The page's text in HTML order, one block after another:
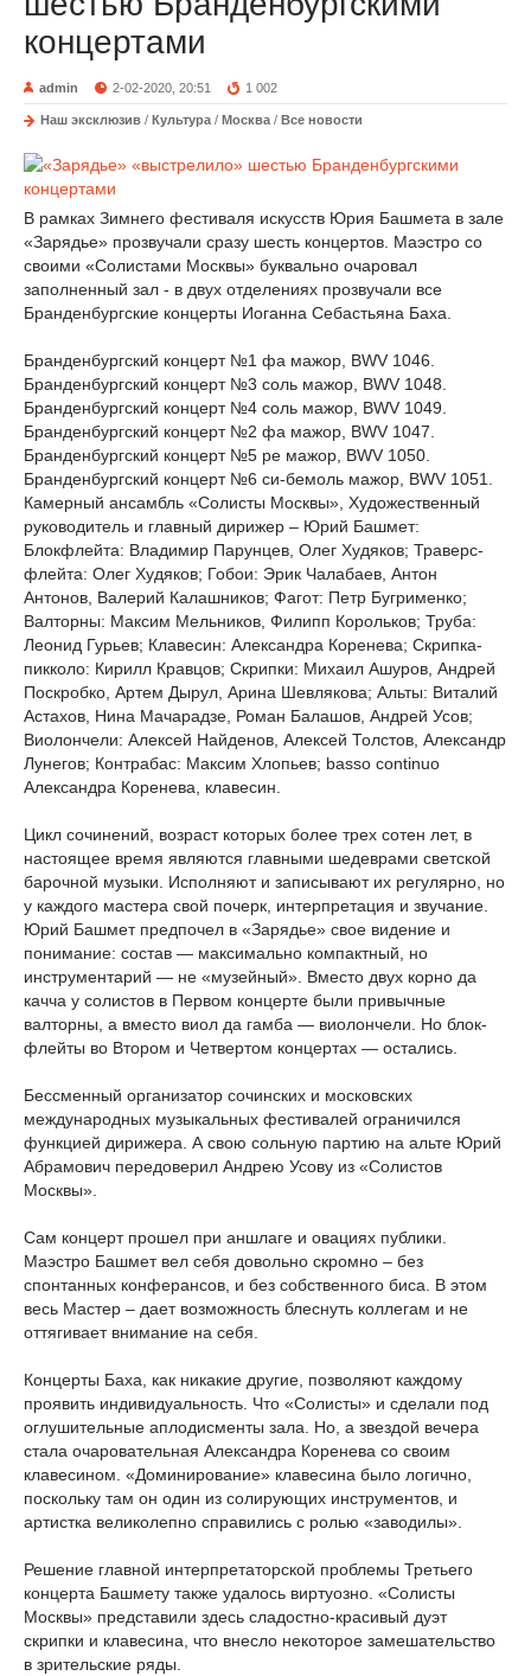
концертами
admin 2-02-2020, 20:51 1 002
Наш эксклюзив / Культура / Москва / Все новости
В рамках Зимнего фестиваля искусств Юрия Башмета в зале
«Зарядье» прозвучали сразу шесть концертов. Маэстро со
своими «Солистами Москвы» буквально очаровал
заполненный зал - в двух отделениях прозвучали все
Бранденбургские концерты Иоганна Себастьяна Баха.
Бранденбургский концерт №1 фа мажор, BWV 1046.
Бранденбургский концерт №3 соль мажор, BWV 1048.
Бранденбургский концерт №4 соль мажор, BWV 1049.
Бранденбургский концерт №2 фа мажор, BWV 1047.
Бранденбургский концерт №5 ре мажор, BWV 1050.
Бранденбургский концерт №6 си-бемоль мажор, BWV 1051.
Камерный ансамбль «Солисты Москвы», Художественный
руководитель и главный дирижер – Юрий Башмет:
Блокфлейта: Владимир Парунцев, Олег Худяков; Траверс-
флейта: Олег Худяков; Гобои: Эрик Чалабаев, Антон
Антонов, Валерий Калашников; Фагот: Петр Бугрименко;
Валторны: Максим Мельников, Филипп Корольков; Труба:
Леонид Гурьев; Клавесин: Александра Коренева; Скрипка-
пикколо: Кирилл Кравцов; Скрипки: Михаил Ашуров, Андрей
Поскробко, Артем Дырул, Арина Шевлякова; Альты: Виталий
Астахов, Нина Мачарадзе, Роман Балашов, Андрей Усов;
Виолончели: Алексей Найденов, Алексей Толстов, Александр
Лунегов; Контрабас: Максим Хлопьев; basso continuo
Александра Коренева, клавесин.
Цикл сочинений, возраст которых более трех сотен лет, в
настоящее время являются главными шедеврами светской
барочной музыки. Исполняют и записывают их регулярно, но
у каждого мастера свой почерк, интерпретация и звучание.
Юрий Башмет предпочел в «Зарядье» свое видение и
понимание: состав — максимально компактный, но
инструментарий — не «музейный». Вместо двух корно да
качча у солистов в Первом концерте были привычные
валторны, а вместо виол да гамба — виолончели. Но блок-
флейты во Втором и Четвертом концертах — остались.
Бессменный организатор сочинских и московских
международных музыкальных фестивалей ограничился
функцией дирижера. А свою сольную партию на альте Юрий
Абрамович передоверил Андрею Усову из «Солистов
Москвы».
Сам концерт прошел при аншлаге и овациях публики.
Маэстро Башмет вел себя довольно скромно – без
спонтанных конферансов, и без собственного биса. В этом
весь Мастер – дает возможность блеснуть коллегам и не
оттягивает внимание на себя.
Концерты Баха, как никакие другие, позволяют каждому
проявить индивидуальность. Что «Солисты» и сделали под
оглушительные аплодисменты зала. Но, а звездой вечера
стала очаровательная Александра Коренева со своим
клавесином. «Доминирование» клавесина было логично,
поскольку там он один из солирующих инструментов, и
артистка великолепно справились с ролью «заводилы».
Решение главной интерпретаторской проблемы Третьего
концерта Башмету также удалось виртуозно. «Солисты
Москвы» представили здесь сладостно-красивый дуэт
скрипки и клавесина, что внесло некоторое замешательство
в зрительские ряды.